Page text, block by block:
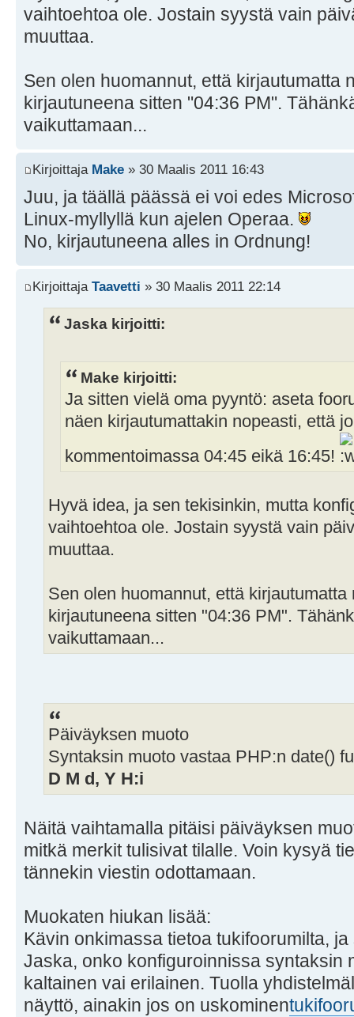
vaihtoehtoa ole. Jostain syystä vain
muuttaa.
Sen olen huomannut, että kirjautumatta
kirjautuneena sitten "04:36 PM".
vaikuttamaan...
Kirjoittaja Make » 30 Maalis 2011 16:43
Juu, ja täällä päässä ei voi edes
Linux-myllyllä kun ajelen Operaa.
No, kirjautuneena alles in Ordnung!
Kirjoittaja Taavetti » 30 Maalis 2011 22:14
Jaska kirjoitti:
Make kirjoitti:
Ja sitten vielä oma pyyntö: aseta
näen kirjautumattakin nopeasti, että
kommentoimassa 04:45 eikä 16:45!
Hyvä idea, ja sen tekisinkin, mutta
vaihtoehtoa ole. Jostain syystä vain
muuttaa.
Sen olen huomannut, että
kirjautuneena sitten "04:36 PM".
vaikuttamaan...
Päiväyksen muoto
Syntaksin muoto vastaa PHP:n date()
D M d, Y H:i
Näitä vaihtamalla pitäisi päiväyksen
mitkä merkit tulisivat tilalle. Voin kysyä
tännekin viestin odottamaan.
Muokaten hiukan lisää:
Kävin onkimassa tietoa tukifoorumilta,
Jaska, onko konfiguroinnissa syntaksin
kaltainen vai erilainen. Tuolla
näyttö, ainakin jos on uskominen